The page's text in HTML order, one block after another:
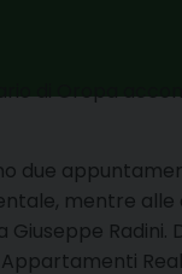
di Oropa
due
mentre
Radini.